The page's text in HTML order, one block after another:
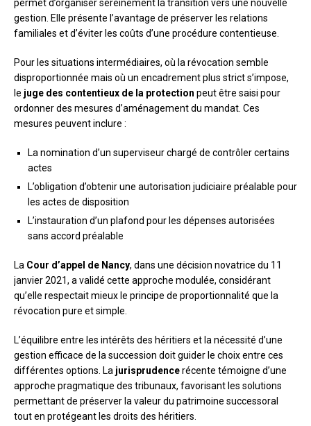
permet d’organiser sereinement la transition vers une nouvelle
gestion. Elle présente l’avantage de préserver les relations
familiales et d’éviter les coûts d’une procédure contentieuse.
Pour les situations intermédiaires, où la révocation semble
disproportionnée mais où un encadrement plus strict s’impose,
le juge des contentieux de la protection peut être saisi pour
ordonner des mesures d’aménagement du mandat. Ces
mesures peuvent inclure :
La nomination d’un superviseur chargé de contrôler certains
actes
L’obligation d’obtenir une autorisation judiciaire préalable pour
les actes de disposition
L’instauration d’un plafond pour les dépenses autorisées
sans accord préalable
La Cour d’appel de Nancy, dans une décision novatrice du 11
janvier 2021, a validé cette approche modulée, considérant
qu’elle respectait mieux le principe de proportionnalité que la
révocation pure et simple.
L’équilibre entre les intérêts des héritiers et la nécessité d’une
gestion efficace de la succession doit guider le choix entre ces
différentes options. La jurisprudencerécente témoigne d’une
approche pragmatique des tribunaux, favorisant les solutions
permettant de préserver la valeur du patrimoine successoral
tout en protégeant les droits des héritiers.